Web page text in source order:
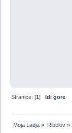
Stranice: [1]
Idi gore
Moja Ladja » Ribolov»